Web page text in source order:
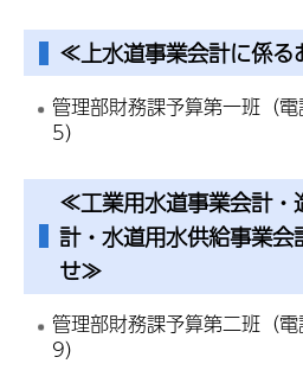
≪上水道事業会計に係
管理部財務課予算第一班（
5）
≪工業用水道事業会計・
計・水道用水供給事業
せ≫
管理部財務課予算第二班（
9）